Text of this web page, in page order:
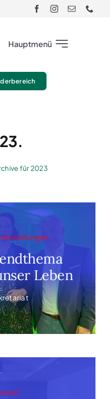
Hauptmenü
für 2023
Leben